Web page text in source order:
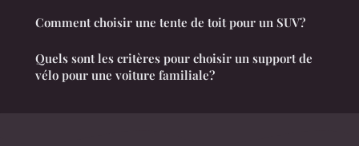
Comment choisir une tente de toit pour un SUV?
Quels sont les critères pour choisir un support de
vélo pour une voiture familiale?